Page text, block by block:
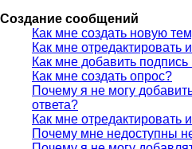
Создание сообщений
Как мне создать новую
Как мне отредактировать
Как мне добавить
Как мне создать опрос?
Почему я не могу
ответа?
Как мне отредактировать
Почему мне недоступны